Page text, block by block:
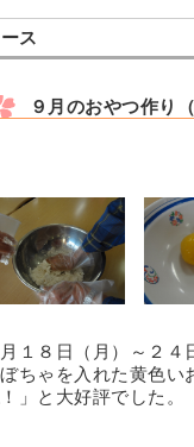
ス
９月のおやつ作り
月１８日（月）～２
ちゃを入れた黄色い
」と大好評でした。